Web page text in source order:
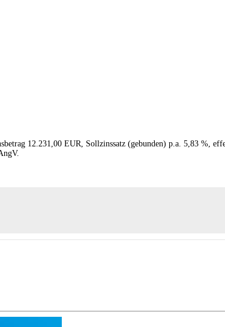
12.231,00 EUR, Sollzinssatz (gebunden) p.a. 5,83 %,